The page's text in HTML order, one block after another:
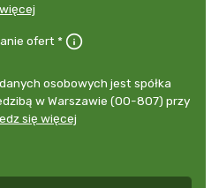
ofert *
osobowych jest spółka
w Warszawie (00-807) przy
się więcej